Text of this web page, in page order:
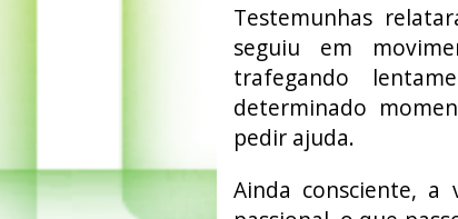
Testemunhas
seguiu em
trafegando
determinado
pedir ajuda.
Ainda consciente,